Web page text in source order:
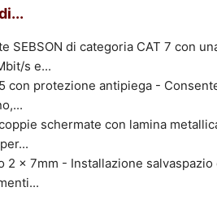
SEBSON di categoria CAT 7 con
s e...
con protezione antipiega -
schermate con lamina
2 x 7mm - Installazione